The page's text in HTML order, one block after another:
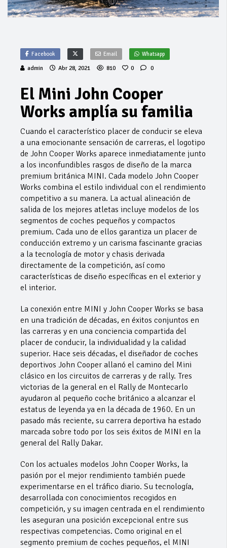
Facebook Email Whatsapp
admin Abr 28, 2021 810 0 0
El Mini John Cooper
Works amplía su familia
Cuando el característico placer de conducir se eleva
a una emocionante sensación de carreras, el logotipo
de John Cooper Works aparece inmediatamente junto
a los inconfundibles rasgos de diseño de la marca
premium británica MINI. Cada modelo John Cooper
Works combina el estilo individual con el rendimiento
competitivo a su manera. La actual alineación de
salida de los mejores atletas incluye modelos de los
segmentos de coches pequeños y compactos
premium. Cada uno de ellos garantiza un placer de
conducción extremo y un carisma fascinante gracias
a la tecnología de motor y chasis derivada
directamente de la competición, así como
características de diseño específicas en el exterior y
el interior.
La conexión entre MINI y John Cooper Works se basa
en una tradición de décadas, en éxitos conjuntos en
las carreras y en una conciencia compartida del
placer de conducir, la individualidad y la calidad
superior. Hace seis décadas, el diseñador de coches
deportivos John Cooper allanó el camino del Mini
clásico en los circuitos de carreras y de rally. Tres
victorias de la general en el Rally de Montecarlo
ayudaron al pequeño coche británico a alcanzar el
estatus de leyenda ya en la década de 1960. En un
pasado más reciente, su carrera deportiva ha estado
marcada sobre todo por los seis éxitos de MINI en la
general del Rally Dakar.
Con los actuales modelos John Cooper Works, la
pasión por el mejor rendimiento también puede
experimentarse en el tráfico diario. Su tecnología,
desarrollada con conocimientos recogidos en
competición, y su imagen centrada en el rendimiento
les aseguran una posición excepcional entre sus
respectivas competencias. Como original en el
segmento premium de coches pequeños, el MINI